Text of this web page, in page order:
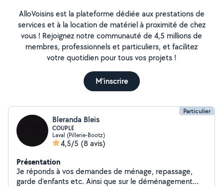
AlloVoisins est la plateforme dédiée aux prestations de
services et à la location de matériel à proximité de chez
vous ! Rejoignez notre communauté de 4,5 millions de
membres, professionnels et particuliers, et facilitez
votre quotidien pour tous vos projets !
M'inscrire
Particulier
Bleranda Bleis
COUPLE
Laval (Pillerie-Bootz)
4,5/5 (8 avis)
Présentation
Je réponds à vos demandes de ménage, repassage,
garde d'enfants etc. Ainsi que sur le déménagement